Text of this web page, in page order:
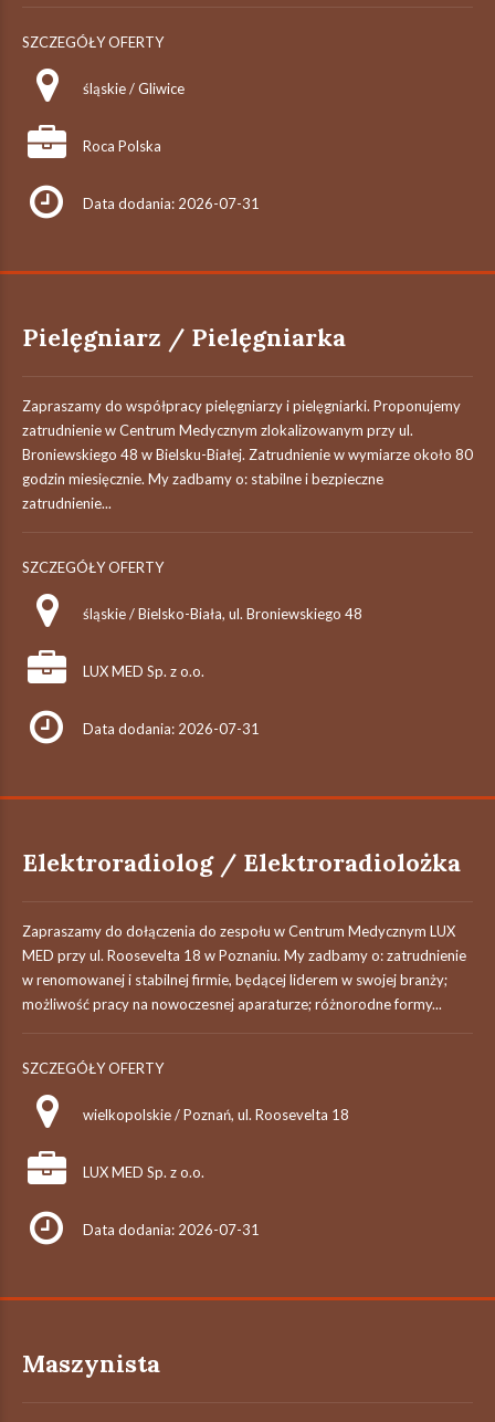
SZCZEGÓŁY OFERTY
śląskie / Gliwice
Roca Polska
Data dodania: 2026-07-31
Pielęgniarz / Pielęgniarka
Zapraszamy do współpracy pielęgniarzy i pielęgniarki. Proponujemy
zatrudnienie w Centrum Medycznym zlokalizowanym przy ul.
Broniewskiego 48 w Bielsku-Białej. Zatrudnienie w wymiarze około 80
godzin miesięcznie. My zadbamy o: stabilne i bezpieczne
zatrudnienie...
SZCZEGÓŁY OFERTY
śląskie / Bielsko-Biała, ul. Broniewskiego 48
LUX MED Sp. z o.o.
Data dodania: 2026-07-31
Elektroradiolog / Elektroradiolożka
Zapraszamy do dołączenia do zespołu w Centrum Medycznym LUX
MED przy ul. Roosevelta 18 w Poznaniu. My zadbamy o: zatrudnienie
w renomowanej i stabilnej firmie, będącej liderem w swojej branży;
możliwość pracy na nowoczesnej aparaturze; różnorodne formy...
SZCZEGÓŁY OFERTY
wielkopolskie / Poznań, ul. Roosevelta 18
LUX MED Sp. z o.o.
Data dodania: 2026-07-31
Maszynista